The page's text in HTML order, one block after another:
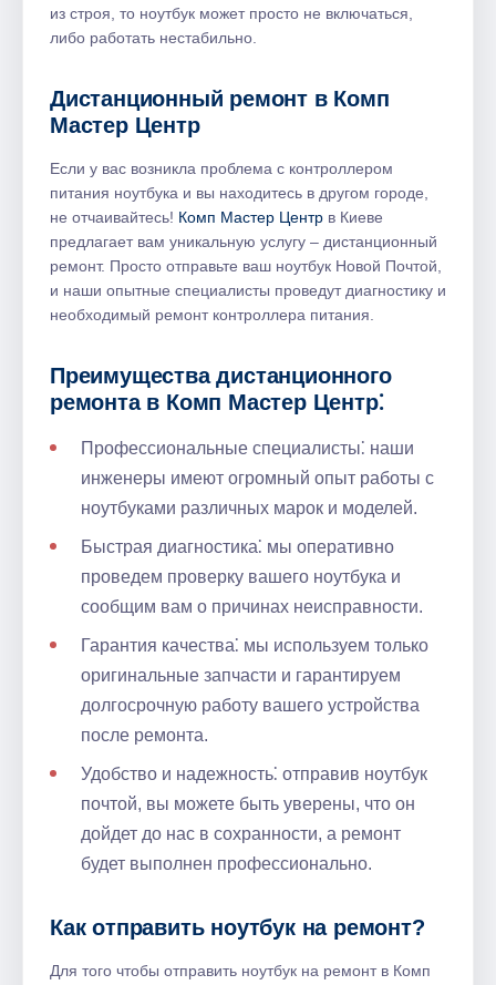
из строя, то ноутбук может просто не включаться,
либо работать нестабильно.
Дистанционный ремонт в Комп
Мастер Центр
Если у вас возникла проблема с контроллером
питания ноутбука и вы находитесь в другом городе,
не отчаивайтесь! Комп Мастер Центр в Киеве
предлагает вам уникальную услугу – дистанционный
ремонт. Просто отправьте ваш ноутбук Новой Почтой,
и наши опытные специалисты проведут диагностику и
необходимый ремонт контроллера питания.
Преимущества дистанционного
ремонта в Комп Мастер Центр⁚
Профессиональные специалисты⁚ наши
инженеры имеют огромный опыт работы с
ноутбуками различных марок и моделей.
Быстрая диагностика⁚ мы оперативно
проведем проверку вашего ноутбука и
сообщим вам о причинах неисправности.
Гарантия качества⁚ мы используем только
оригинальные запчасти и гарантируем
долгосрочную работу вашего устройства
после ремонта.
Удобство и надежность⁚ отправив ноутбук
почтой, вы можете быть уверены, что он
дойдет до нас в сохранности, а ремонт
будет выполнен профессионально.
Как отправить ноутбук на ремонт?
Для того чтобы отправить ноутбук на ремонт в Комп